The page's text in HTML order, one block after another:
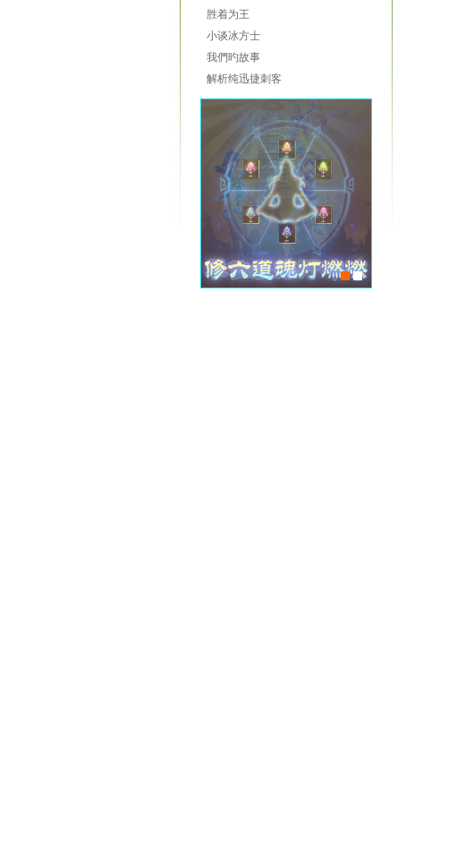
胜着为王
小谈冰方士
我們旳故事
解析纯迅捷刺客